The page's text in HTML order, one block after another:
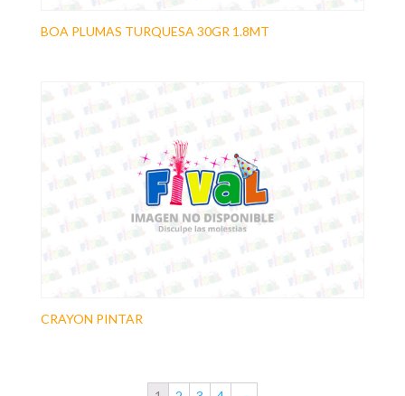
BOA PLUMAS TURQUESA 30GR 1.8MT
CRAYON PINTAR